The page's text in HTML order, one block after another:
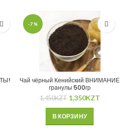
-7%
Чай чёрный Кенийский ВНИМАНИЕ
гранулы 500гр
1,450KZT 1,350KZT
В КОРЗИНУ